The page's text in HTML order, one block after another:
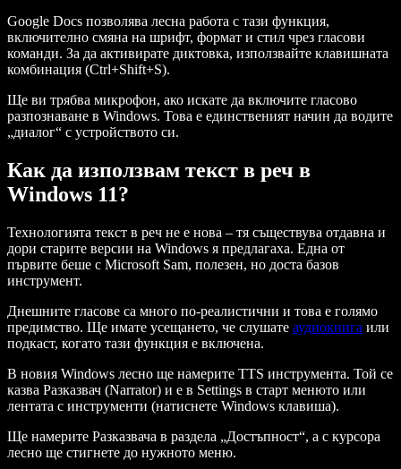
Google Docs позволява лесна работа с тази функция,
включително смяна на шрифт, формат и стил чрез гласови
команди. За да активирате диктовка, използвайте клавишната
комбинация (Ctrl+Shift+S).
Ще ви трябва микрофон, ако искате да включите гласово
разпознаване в Windows. Това е единственият начин да водите
„диалог“ с устройството си.
Как да използвам текст в реч в
Windows 11?
Технологията текст в реч не е нова – тя съществува отдавна и
дори старите версии на Windows я предлагаха. Една от
първите беше с Microsoft Sam, полезен, но доста базов
инструмент.
Днешните гласове са много по-реалистични и това е голямо
предимство. Ще имате усещането, че слушате аудиокнига или
подкаст, когато тази функция е включена.
В новия Windows лесно ще намерите TTS инструмента. Той се
казва Разказвач (Narrator) и е в Settings в старт менюто или
лентата с инструменти (натиснете Windows клавиша).
Ще намерите Разказвача в раздела „Достъпност“, а с курсора
лесно ще стигнете до нужното меню.